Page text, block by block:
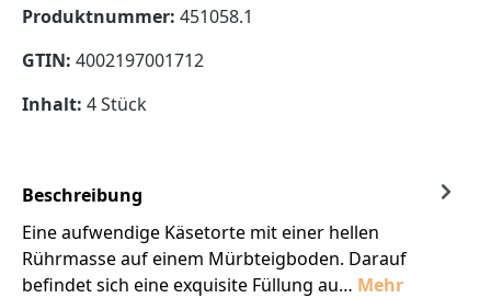
Produktnummer: 451058.1
GTIN: 4002197001712
Inhalt: 4 Stück
Beschreibung
Eine aufwendige Käsetorte mit einer hellen
Rührmasse auf einem Mürbteigboden. Darauf
befindet sich eine exquisite Füllung au… Mehr